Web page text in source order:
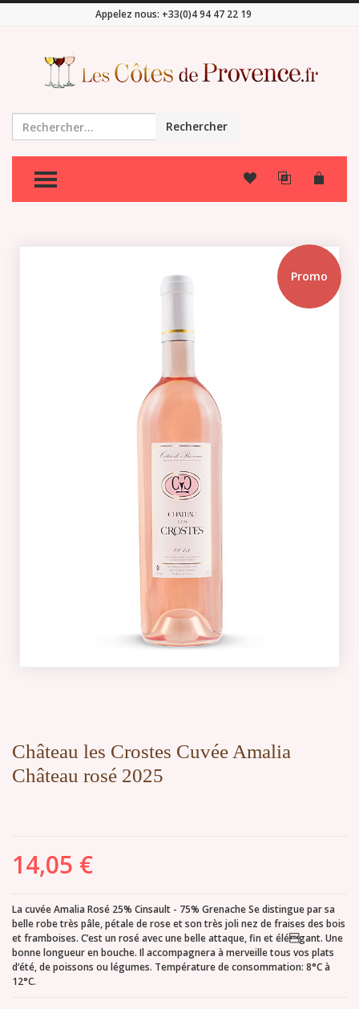
Appelez nous: +33(0)4 94 47 22 19
Rechercher
TOGGLE MENU
Promo
Château les Crostes Cuvée Amalia
Château rosé 2025
14,05 €
La cuvée Amalia Rosé 25% Cinsault - 75% Grenache Se distingue par sa
belle robe très pâle, pétale de rose et son très joli nez de fraises des bois
et framboises. C’est un rosé avec une belle attaque, fin et élégant. Une
bonne longueur en bouche. Il accompagnera à merveille tous vos plats
d’été, de poissons ou légumes. Température de consommation: 8°C à
12°C.